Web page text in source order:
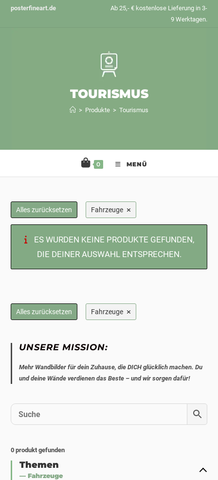
Zumposterfineart.de
Ab 25,- € kostenlose Lieferung in 3-
9 Werktagen.
TOURISMUS
> Produkte > Tourismus
0 MENÜ
Alles zurücksetzen Fahrzeuge ×
ES WURDEN KEINE PRODUKTE GEFUNDEN,
DIE DEINER AUSWAHL ENTSPRECHEN.
Alles zurücksetzen Fahrzeuge ×
UNSERE MISSION:
Mehr Wandbilder für dein Zuhause, die DICH glücklich machen. Du
und deine Wände verdienen das Beste – und wir sorgen dafür!
0 produkt gefunden
Themen
— Fahrzeuge